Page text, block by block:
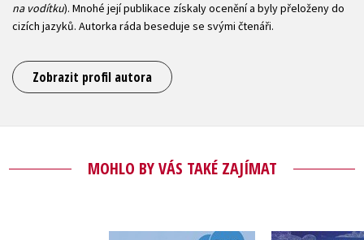
na vodítku). Mnohé její publikace získaly ocenění a byly přeloženy do
cizích jazyků. Autorka ráda beseduje se svými čtenáři.
Zobrazit profil autora
MOHLO BY VÁS TAKÉ ZAJÍMAT